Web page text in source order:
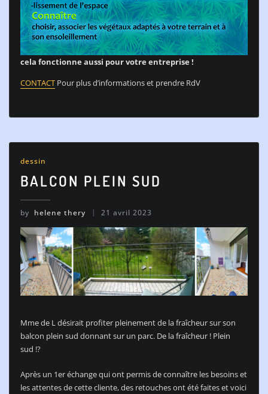
cela fonctionne aussi pour votre entreprise !
CONTACTPour plus d’informations et prendre RdV
dessin
BALCON PLEIN SUD
by helene thery 21 avril 2023
Mme de L désirait profiter pleinement de la fraîcheur sur son
balcon plein sud donnant sur un parc. De la fraîcheur ! Plein
sud !?
Après un 1er échange qui ont permis de connaître les besoins et
les attentes de cette cliente, des retouches ont été faites et voici